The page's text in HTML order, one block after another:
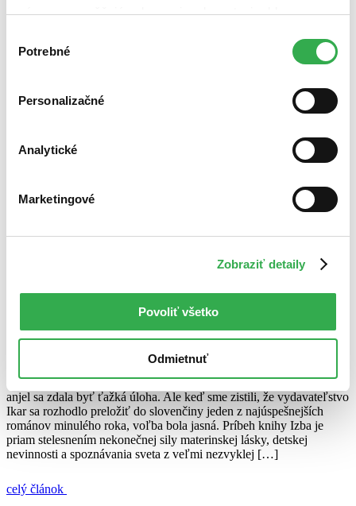
nám zas umožňujú zobrazenie relevantnej reklamy.
nám pomohlo, keby sme mohli používať všetky tieto
súhlasu
Potrebné
Personalizačné
Analytické
Marketingové
Zobraziť detaily
Povoliť všetko
Odmietnuť
Médiá a partneri
Všetky články na tému: Emma Donoghuová
Fiction
Juraj Šlesar
celý článok
O izbe, ktorá je väzením, domovom a celým svetom
Juraj Šlesar
Vybrať knihu, ktorá by sa stala symbolom pomoci systému Dobrý
anjel sa zdala byť ťažká úloha. Ale keď sme zistili, že vydavateľstvo
Ikar sa rozhodlo preložiť do slovenčiny jeden z najúspešnejších
románov minulého roka, voľba bola jasná. Príbeh knihy Izba je
priam stelesnením nekonečnej sily materinskej lásky, detskej
nevinnosti a spoznávania sveta z veľmi nezvyklej […]
celý článok